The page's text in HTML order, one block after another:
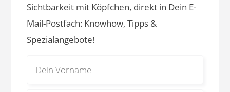
Sichtbarkeit mit Köpfchen, direkt in Dein E-
Mail-Postfach: Knowhow, Tipps &
Spezialangebote!